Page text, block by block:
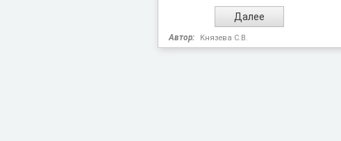
Автор: Князева С.В.